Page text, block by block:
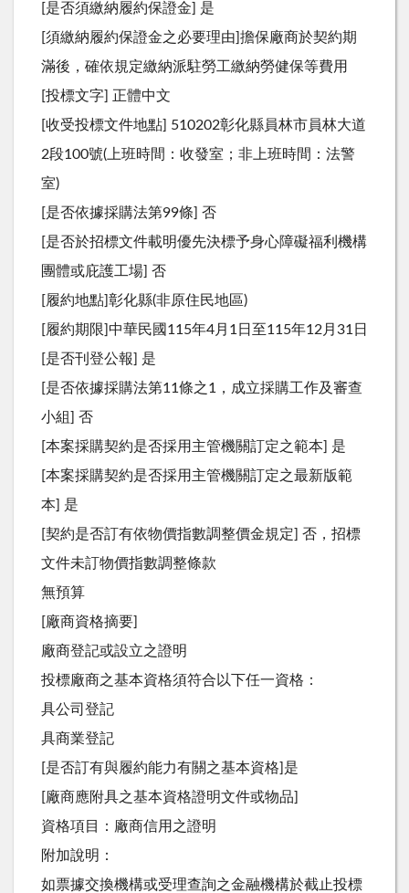
[是否須繳納履約保證金] 是
[須繳納履約保證金之必要理由]擔保廠商於契約期
滿後，確依規定繳納派駐勞工繳納勞健保等費用
[投標文字] 正體中文
[收受投標文件地點] 510202彰化縣員林市員林大道
2段100號(上班時間：收發室；非上班時間：法警
室)
[是否依據採購法第99條] 否
[是否於招標文件載明優先決標予身心障礙福利機構
團體或庇護工場] 否
[履約地點]彰化縣(非原住民地區)
[履約期限]中華民國115年4月1日至115年12月31日
[是否刊登公報] 是
[是否依據採購法第11條之1，成立採購工作及審查
小組] 否
[本案採購契約是否採用主管機關訂定之範本] 是
[本案採購契約是否採用主管機關訂定之最新版範
本] 是
[契約是否訂有依物價指數調整價金規定] 否，招標
文件未訂物價指數調整條款
無預算
[廠商資格摘要]
廠商登記或設立之證明
投標廠商之基本資格須符合以下任一資格：
具公司登記
具商業登記
[是否訂有與履約能力有關之基本資格]是
[廠商應附具之基本資格證明文件或物品]
資格項目：廠商信用之證明
附加說明：
如票據交換機構或受理查詢之金融機構於截止投標